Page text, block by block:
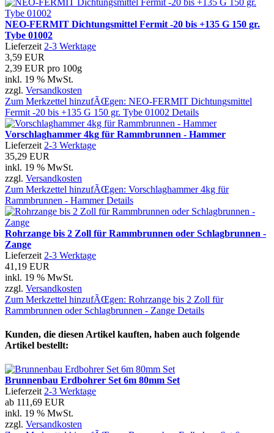
NEO-FERMIT Dichtungsmittel Fermit -20 bis +135 G 150 gr.
Tybe 01002
Lieferzeit 2-3 Werktage
3,59 EUR
2,39 EUR pro 100g
inkl. 19 % MwSt.
zzgl. Versandkosten
Zum Merkzettel hinzufÃŒgen: NEO-FERMIT Dichtungsmittel
Fermit -20 bis +135 G 150 gr. Tybe 01002 Details
Vorschlaghammer 4kg für Rammbrunnen - Hammer
Lieferzeit 2-3 Werktage
35,29 EUR
inkl. 19 % MwSt.
zzgl. Versandkosten
Zum Merkzettel hinzufÃŒgen: Vorschlaghammer 4kg für
Rammbrunnen - Hammer Details
Rohrzange bis 2 Zoll für Rammbrunnen oder Schlagbrunnen -
Zange
Lieferzeit 2-3 Werktage
41,19 EUR
inkl. 19 % MwSt.
zzgl. Versandkosten
Zum Merkzettel hinzufÃŒgen: Rohrzange bis 2 Zoll für
Rammbrunnen oder Schlagbrunnen - Zange Details
Kunden, die diesen Artikel kauften, haben auch folgende
Artikel bestellt:
Brunnenbau Erdbohrer Set 6m 80mm Set
Lieferzeit 2-3 Werktage
ab 111,69 EUR
inkl. 19 % MwSt.
zzgl. Versandkosten